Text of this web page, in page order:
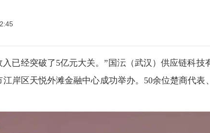
已经突破了5亿元大关。”国沄（武汉）供应链科
岸区天悦外滩金融中心成功举办。50余位楚商代